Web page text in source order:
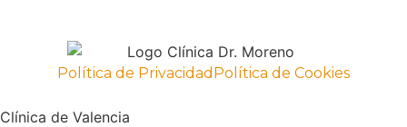
Política de Privacidad Política de Cookies
Clínica de Valencia